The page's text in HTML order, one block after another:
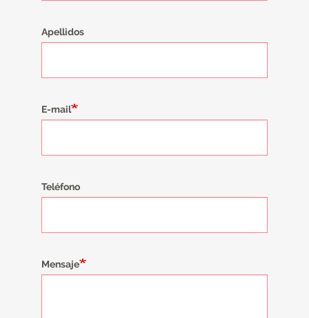
Apellidos
E-mail
Teléfono
Mensaje